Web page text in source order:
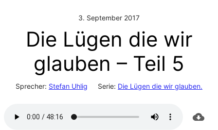
3. September 2017
Die Lügen die wir
glauben – Teil 5
Sprecher: Stefan Uhlig Serie: Die Lügen die wir glauben.